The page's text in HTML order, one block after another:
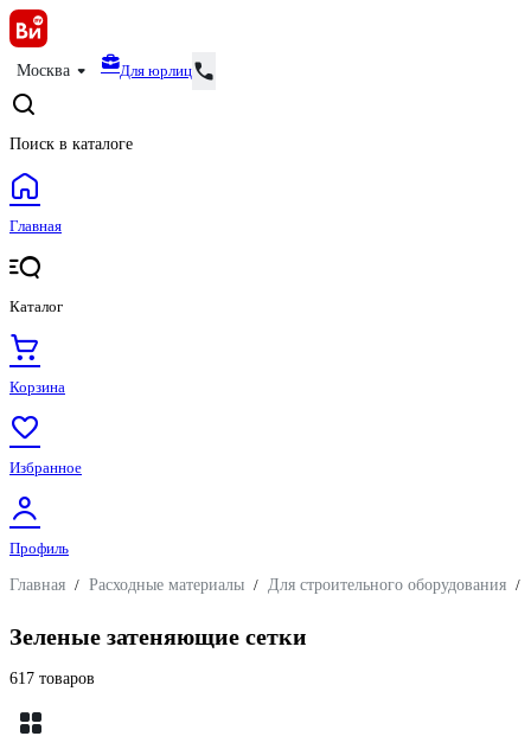
Москва Для юрлиц
Поиск в каталоге
Главная
Каталог
Корзина
Избранное
Профиль
Главная / Расходные материалы / Для строительного оборудования /
Зеленые затеняющие сетки
617 товаров